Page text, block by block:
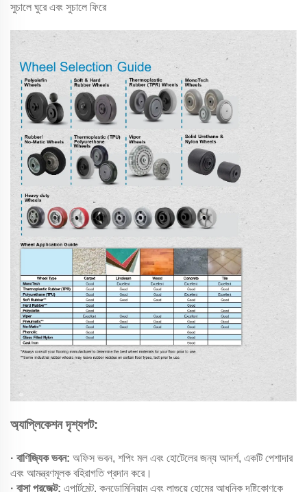
সুচালে ঘুরে এবং সুচালে ফিরে
অ্যাপ্লিকেশন দৃশ্যপট:
· বাণিজ্যিক ভবন: অফিস ভবন, শপিং মল এবং হোটেলের জন্য আদর্শ, একটি পেশাদার
এবং আমন্ত্রণমূলক বহিরাগতি প্রদান করে।
· বাসা প্রজেক্ট: এপার্টমেন্ট, কনডোমিনিয়াম এবং লাগুয়ে হোমের আধুনিক দৃষ্টিকোণকে